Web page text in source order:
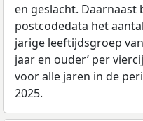
en geslacht.
postcodedata het
jarige leeftijdsgroep van
jaar en ouder’ per
voor alle jaren in de
2025.